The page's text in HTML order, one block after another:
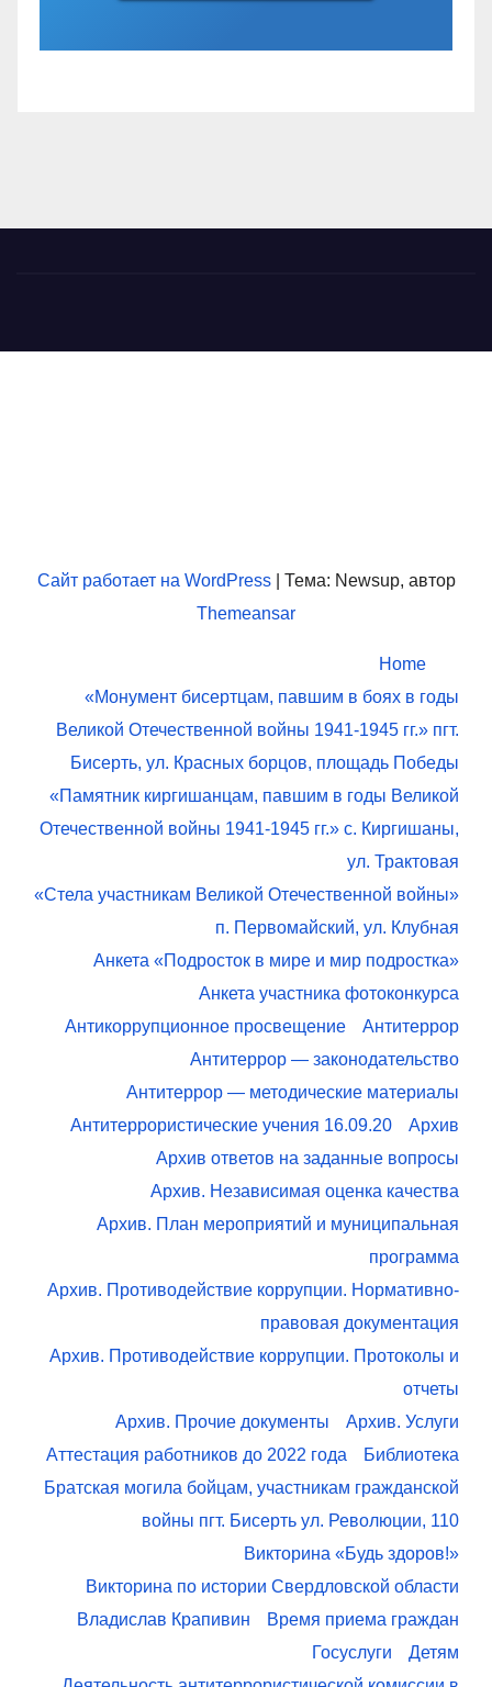
Сайт работает на WordPress
Тема: Newsup, автор
Themeansar
Home
«Монумент бисертцам, павшим в боях в годы
Великой Отечественной войны 1941-1945 гг.» пгт.
Бисерть, ул. Красных борцов, площадь Победы
«Памятник киргишанцам, павшим в годы Великой
Отечественной войны 1941-1945 гг.» с. Киргишаны,
ул. Трактовая
«Стела участникам Великой Отечественной войны»
п. Первомайский, ул. Клубная
Анкета «Подросток в мире и мир подростка»
Анкета участника фотоконкурса
Антикоррупционное просвещение
Антитеррор
Антитеррор — законодательство
Антитеррор — методические материалы
Антитеррористические учения 16.09.20
Архив
Архив ответов на заданные вопросы
Архив. Независимая оценка качества
Архив. План мероприятий и муниципальная
программа
Архив. Противодействие коррупции. Нормативно-
правовая документация
Архив. Противодействие коррупции. Протоколы и
отчеты
Архив. Прочие документы
Архив. Услуги
Аттестация работников до 2022 года
Библиотека
Братская могила бойцам, участникам гражданской
войны пгт. Бисерть ул. Революции, 110
Викторина «Будь здоров!»
Викторина по истории Свердловской области
Владислав Крапивин
Время приема граждан
Госуслуги
Детям